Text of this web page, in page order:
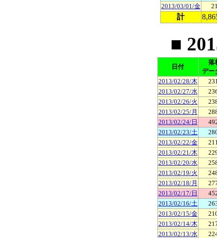
2013/03/01/金
計
■
日付
落
デー
2013/02/28/木
2013/02/27/水
2013/02/26/火
2013/02/25/月
2013/02/24/日
2013/02/23/土
2013/02/22/金
2013/02/21/木
2013/02/20/水
2013/02/19/火
2013/02/18/月
2013/02/17/日
2013/02/16/土
2013/02/15/金
2013/02/14/木
2013/02/13/水